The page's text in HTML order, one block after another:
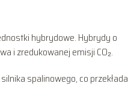
hybrydowe. Hybrydy o
i zredukowanej emisji CO₂.
spalinowego, co